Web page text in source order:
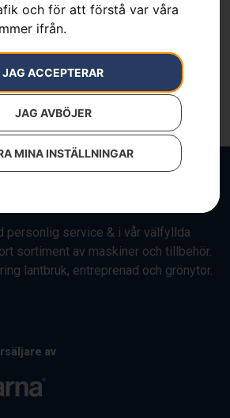
och för att förstå var våra
ifrån.
JAG ACCEPTERAR
JAG AVBÖJER
MINA INSTÄLLNINGAR
personlig service & i vår välfyllda
sortiment av maskiner och tillbehör.
lantbruk, entreprenad och grönytor.
av